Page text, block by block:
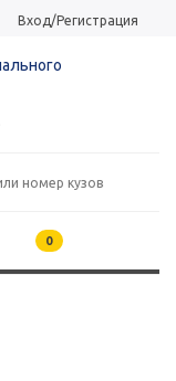
Вход/Регистрация
0